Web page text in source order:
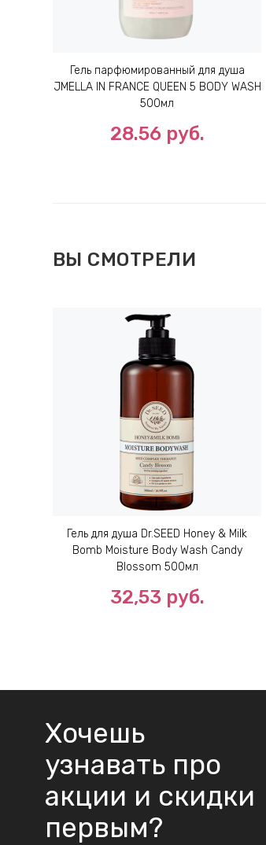
Гель парфюмированный для душа
JMELLA IN FRANCE QUEEN 5 BODY WASH
500мл
28.56 руб.
ВЫ СМОТРЕЛИ
Гель для душа Dr.SEED Honey & Milk
Bomb Moisture Body Wash Candy
Blossom 500мл
32,53 руб.
Хочешь
узнавать про
акции и скидки
первым?